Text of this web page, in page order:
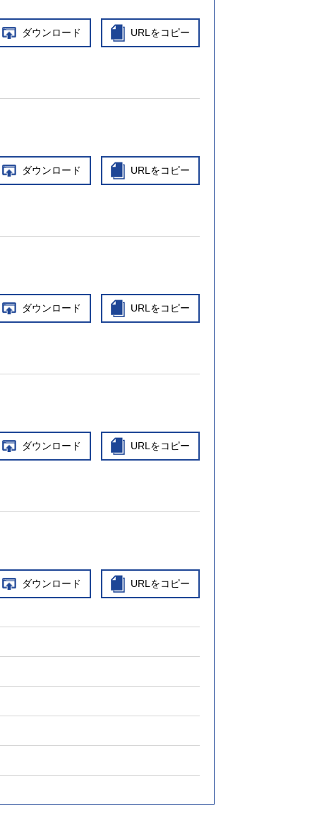
ダウンロード URLをコピー
ダウンロード URLをコピー
ダウンロード URLをコピー
ダウンロード URLをコピー
ダウンロード URLをコピー